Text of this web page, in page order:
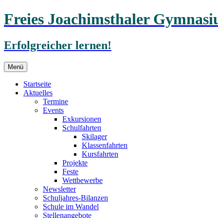
Freies Joachimsthaler
Erfolgreicher lernen!
Menü Zum
Inhalt
springen
Startseite
Aktuelles
Termine
Events
Exkursionen
Schulfahrten
Skilager
Klassenfahrten
Kursfahrten
Projekte
Feste
Wettbewerbe
Newsletter
Schuljahres-Bilanzen
Schule im Wandel
Stellenangebote